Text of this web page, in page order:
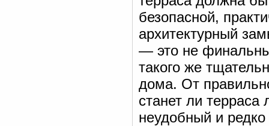
безопасной,
архитектурный
— это не
такого же
дома. От
станет ли
неудобный и